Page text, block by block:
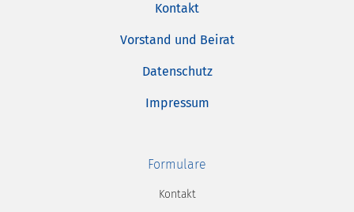
Kontakt
Vorstand und Beirat
Datenschutz
Impressum
Formulare
Kontakt